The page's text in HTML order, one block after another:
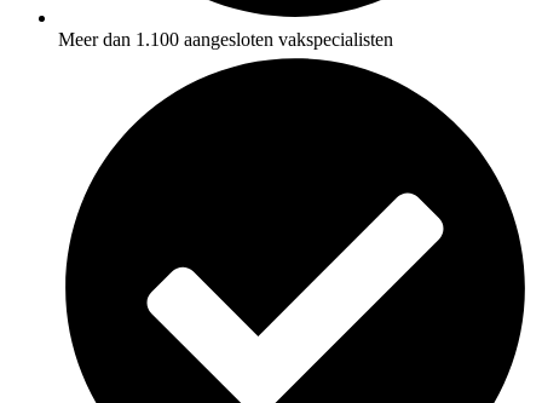
Meer dan 1.100 aangesloten vakspecialisten